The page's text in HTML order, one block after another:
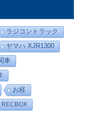
ラジコントラック
ヤマハ XJR1300
車
お経
RECBOX